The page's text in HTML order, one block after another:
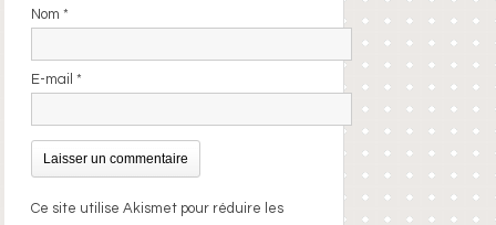
Nom*
E-mail*
Ce site utilise Akismet pour réduire les